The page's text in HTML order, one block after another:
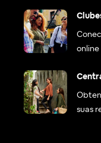
suas